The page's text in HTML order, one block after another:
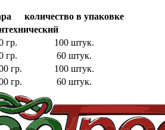
количество в упаковке
гр.
100 штук.
гр.
60 штук.
гр.
100 штук.
гр.
60 штук.